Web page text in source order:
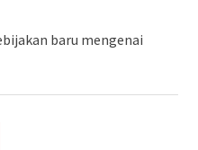
baru mengenai